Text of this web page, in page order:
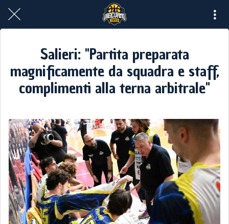
Salieri: "Partita preparata
magnificamente da squadra e staff,
complimenti alla terna arbitrale"